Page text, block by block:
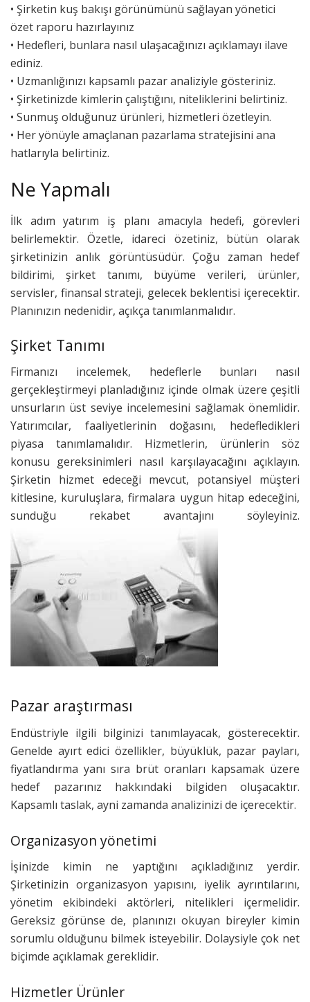
• Şirketin kuş bakışı görünümünü sağlayan yönetici
özet raporu hazırlayınız
• Hedefleri, bunlara nasıl ulaşacağınızı açıklamayı ilave
ediniz.
• Uzmanlığınızı kapsamlı pazar analiziyle gösteriniz.
• Şirketinizde kimlerin çalıştığını, niteliklerini belirtiniz.
• Sunmuş olduğunuz ürünleri, hizmetleri özetleyin.
• Her yönüyle amaçlanan pazarlama stratejisini ana
hatlarıyla belirtiniz.
Ne Yapmalı
İlk adım yatırım iş planı amacıyla hedefi, görevleri
belirlemektir. Özetle, idareci özetiniz, bütün olarak
şirketinizin anlık görüntüsüdür. Çoğu zaman hedef
bildirimi, şirket tanımı, büyüme verileri, ürünler,
servisler, finansal strateji, gelecek beklentisi içerecektir.
Planınızın nedenidir, açıkça tanımlanmalıdır.
Şirket Tanımı
Firmanızı incelemek, hedeflerle bunları nasıl
gerçekleştirmeyi planladığınız içinde olmak üzere çeşitli
unsurların üst seviye incelemesini sağlamak önemlidir.
Yatırımcılar, faaliyetlerinin doğasını, hedefledikleri
piyasa tanımlamalıdır. Hizmetlerin, ürünlerin söz
konusu gereksinimleri nasıl karşılayacağını açıklayın.
Şirketin hizmet edeceği mevcut, potansiyel müşteri
kitlesine, kuruluşlara, firmalara uygun hitap edeceğini,
sunduğu rekabet avantajını söyleyiniz.
Pazar araştırması
Endüstriyle ilgili bilginizi tanımlayacak, gösterecektir.
Genelde ayırt edici özellikler, büyüklük, pazar payları,
fiyatlandırma yanı sıra brüt oranları kapsamak üzere
hedef pazarınız hakkındaki bilgiden oluşacaktır.
Kapsamlı taslak, ayni zamanda analizinizi de içerecektir.
Organizasyon yönetimi
İşinizde kimin ne yaptığını açıkladığınız yerdir.
Şirketinizin organizasyon yapısını, iyelik ayrıntılarını,
yönetim ekibindeki aktörleri, nitelikleri içermelidir.
Gereksiz görünse de, planınızı okuyan bireyler kimin
sorumlu olduğunu bilmek isteyebilir. Dolaysiyle çok net
biçimde açıklamak gereklidir.
Hizmetler Ürünler